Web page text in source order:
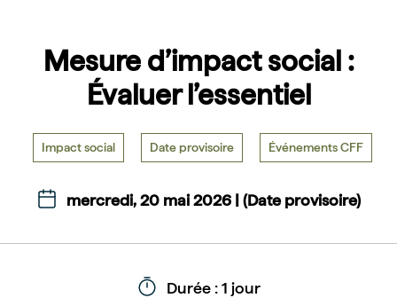
Mesure d’impact social :
Évaluer l’essentiel
Impact social Date provisoire Événements CFF
mercredi, 20 mai 2026 | (Date provisoire)
Durée : 1 jour